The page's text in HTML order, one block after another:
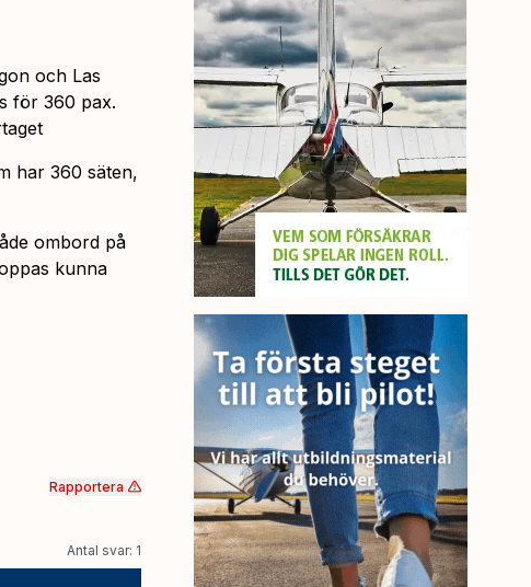
och Las
för 360 pax.
har 360 säten,
ombord på
kunna
Rapportera
Antal svar: 1